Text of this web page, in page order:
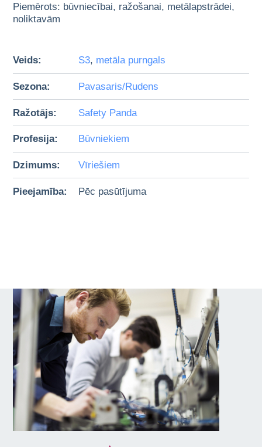
Piemērots: būvniecībai, ražošanai, metālapstrādei,
noliktavām
Veids: S3, metāla purngals
Sezona: Pavasaris/Rudens
Ražotājs: Safety Panda
Profesija: Būvniekiem
Dzimums: Vīriešiem
Pieejamība: Pēc pasūtījuma